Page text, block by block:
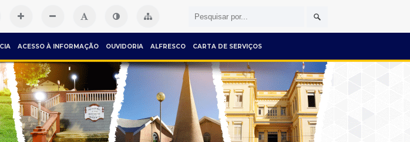
ACESSO À INFORMAÇÃO OUVIDORIA ALFRESCO CARTA DE SERVIÇOS